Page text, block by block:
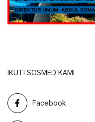
IKUTI SOSMED KAMI
Facebook